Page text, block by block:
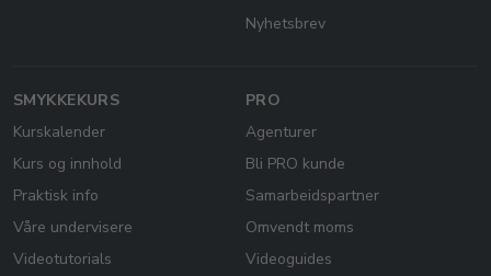
Nyhetsbrev
SMYKKEKURS
Kurskalender
Kurs og innhold
Praktisk info
Våre undervisere
Videotutorials
PRO
Agenturer
Bli PRO kunde
Samarbeidspartner
Omvendt moms
Videoguides